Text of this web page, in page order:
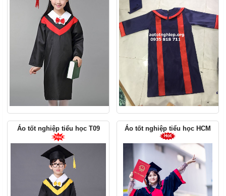
Áo tốt nghiệp tiểu học T09 Áo tốt nghiệp tiểu học HCM